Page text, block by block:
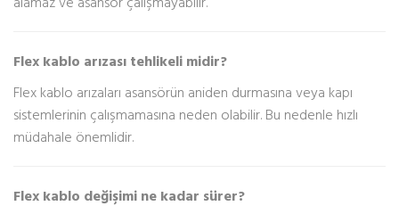
Flex kablo arızası tehlikeli midir?
Flex kablo arızaları asansörün aniden durmasına veya kapı
sistemlerinin çalışmamasına neden olabilir. Bu nedenle hızlı
müdahale önemlidir.
Flex kablo değişimi ne kadar sürer?